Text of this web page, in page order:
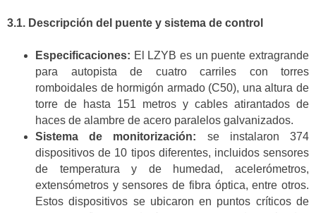
3.1. Descripción del puente y sistema de control
Especificaciones: El LZYB es un puente extragrande
para autopista de cuatro carriles con torres
romboidales de hormigón armado (C50), una altura de
torre de hasta 151 metros y cables atirantados de
haces de alambre de acero paralelos galvanizados.
Sistema de monitorización: se instalaron 374
dispositivos de 10 tipos diferentes, incluidos sensores
de temperatura y de humedad, acelerómetros,
extensómetros y sensores de fibra óptica, entre otros.
Estos dispositivos se ubicaron en puntos críticos de